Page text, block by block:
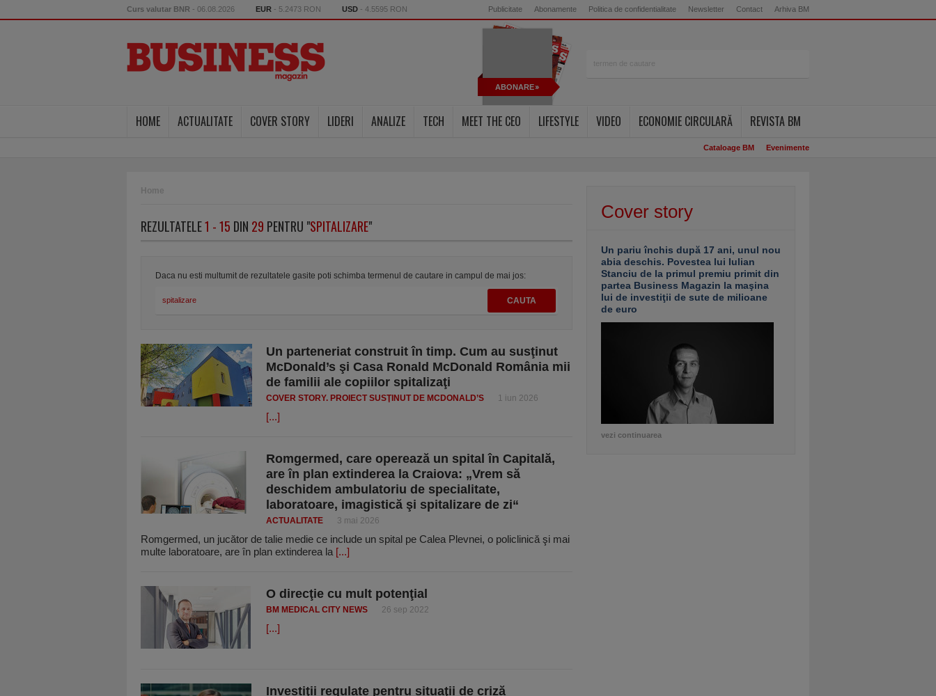
Curs valutar BNR - 06.08.2026 EUR - 5.2473 RON USD - 4.5595 RON Publicitate Abonamente Politica de confidentialitate Newsletter Contact Arhiva BM
ABONARE
HOME ACTUALITATE COVER STORY LIDERI ANALIZE TECH MEET THE CEO LIFESTYLE VIDEO ECONOMIE CIRCULARĂ REVISTA BM
Cataloage BM Evenimente
Home
REZULTATELE1 - 15 DIN 29 PENTRU "SPITALIZARE"
Daca nu esti multumit de rezultatele gasite poti schimba termenul de cautare in campul de mai jos:
Un parteneriat construit în timp. Cum au susţinut
McDonald’s şi Casa Ronald McDonald România mii
de familii ale copiilor spitalizaţi
COVER STORY. PROIECT SUSŢINUT DE MCDONALD’S 1 iun 2026
[...]
Romgermed, care operează un spital în Capitală,
are în plan extinderea la Craiova: „Vrem să
deschidem ambulatoriu de specialitate,
laboratoare, imagistică şi spitalizare de zi“
ACTUALITATE 3 mai 2026
Romgermed, un jucător de talie medie ce include un spital pe Calea Plevnei, o policlinică şi mai
multe la­boratoare, are în plan extinderea la [...]
O direcţie cu mult potenţial
BM MEDICAL CITY NEWS 26 sep 2022
[...]
Investiţii regulate pentru situaţii de criză
Cover story
Un pariu închis după 17 ani, unul nou
abia deschis. Povestea lui Iulian
Stanciu de la primul premiu primit din
partea Business Magazin la maşina
lui de investiţii de sute de milioane
de euro
vezi continuarea